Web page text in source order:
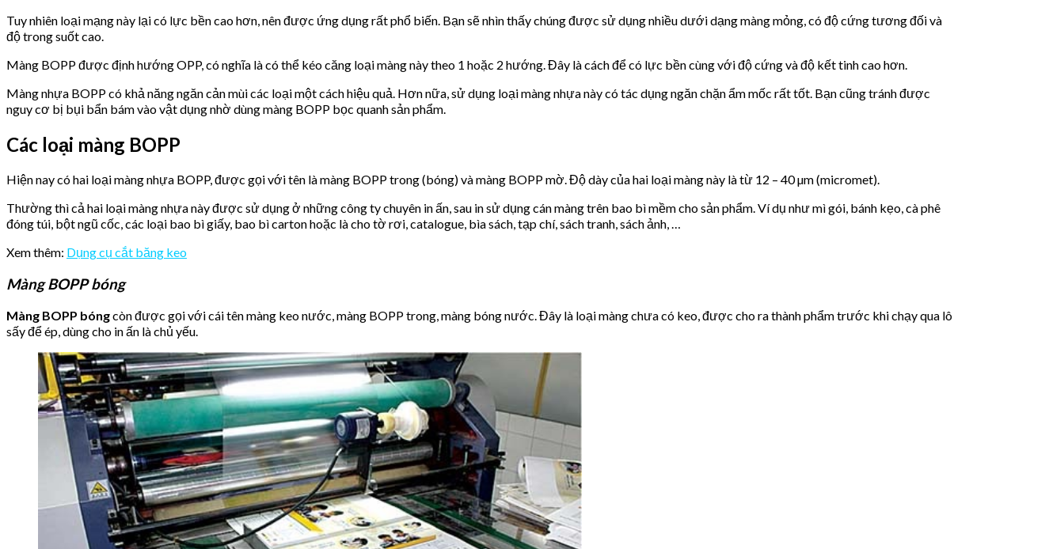
Tuy nhiên loại mạng này lại có lực bền cao hơn, nên được ứng dụng rất phổ biến. Bạn sẽ nhìn thấy chúng được sử dụng nhiều dưới dạng màng mỏng, có độ cứng tương đối và
độ trong suốt cao.
Màng BOPP được định hướng OPP, có nghĩa là có thể kéo căng loại màng này theo 1 hoặc 2 hướng. Đây là cách để có lực bền cùng với độ cứng và độ kết tinh cao hơn.
Màng nhựa BOPP có khả năng ngăn cản mùi các loại một cách hiệu quả. Hơn nữa, sử dụng loại màng nhựa này có tác dụng ngăn chặn ẩm mốc rất tốt. Bạn cũng tránh được
nguy cơ bị bụi bẩn bám vào vật dụng nhờ dùng màng BOPP bọc quanh sản phẩm.
Các loại màng BOPP
Hiện nay có hai loại màng nhựa BOPP, được gọi với tên là màng BOPP trong (bóng) và màng BOPP mờ. Độ dày của hai loại màng này là từ 12 – 40 µm (micromet).
Thường thì cả hai loại màng nhựa này được sử dụng ở những công ty chuyên in ấn, sau in sử dụng cán màng trên bao bì mềm cho sản phẩm. Ví dụ như mì gói, bánh kẹo, cà phê
đóng túi, bột ngũ cốc, các loại bao bì giấy, bao bì carton hoặc là cho tờ rơi, catalogue, bìa sách, tạp chí, sách tranh, sách ảnh, …
Xem thêm: Dụng cụ cắt băng keo
Màng BOPP bóng
Màng BOPP bóngcòn được gọi với cái tên màng keo nước, màng BOPP trong, màng bóng nước. Đây là loại màng chưa có keo, được cho ra thành phẩm trước khi chạy qua lô
sấy để ép, dùng cho in ấn là chủ yếu.